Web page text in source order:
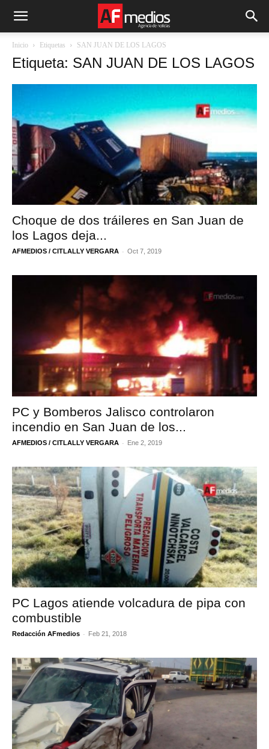
Inicio Etiquetas SAN JUAN DE LOS LAGOS
Etiqueta: SAN JUAN DE LOS LAGOS
Choque de dos tráileres en San Juan de
los Lagos deja...
AFMEDIOS / CITLALLY VERGARA - Oct 7, 2019
PC y Bomberos Jalisco controlaron
incendio en San Juan de los...
AFMEDIOS / CITLALLY VERGARA - Ene 2, 2019
PC Lagos atiende volcadura de pipa con
combustible
Redacción AFmedios - Feb 21, 2018